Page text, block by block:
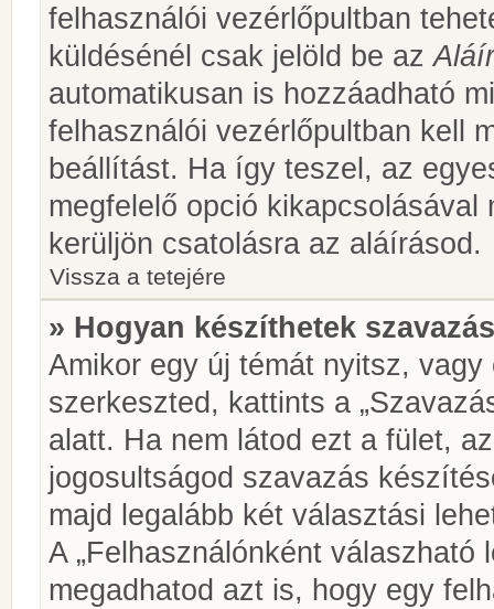
felhasználói vezérlőpultban
küldésénél csak jelöld be az
automatikusan is hozzáadható
felhasználói vezérlőpultban kell
beállítást. Ha így teszel, az
megfelelő opció
kerüljön csatolásra az aláírásod.
Vissza a tetejére
» Hogyan készíthetek
Amikor egy új témát nyitsz,
szerkeszted, kattints a
alatt. Ha nem látod ezt a fület,
jogosultságod szavazás
majd legalább két választási
A „Felhasználónként válaszható
megadhatod azt is, hogy egy